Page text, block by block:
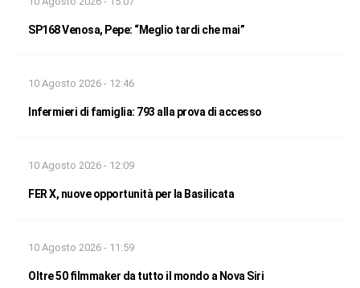
SP168 Venosa, Pepe: “Meglio tardi che mai”
10 Agosto 2026 - 12:46
Infermieri di famiglia: 793 alla prova di accesso
10 Agosto 2026 - 12:09
FER X, nuove opportunità per la Basilicata
10 Agosto 2026 - 11:59
Oltre 50 filmmaker da tutto il mondo a Nova Siri